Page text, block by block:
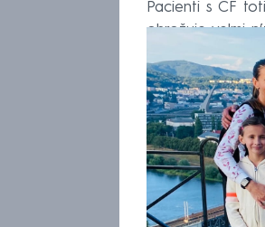
Pacienti s CF
ohrožuje velmi